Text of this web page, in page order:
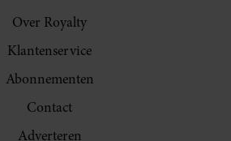
Over Royalty
Klantenservice
Abonnementen
Contact
Adverteren